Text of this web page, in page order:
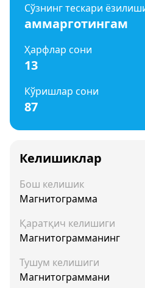
Сўзнинг тескари
аммарготингам
Ҳарфлар сони
13
Кўришлар сони
87
Келишиклар
Бош келишик
Магнитограмма
Қаратқич келишиги
Магнитограмманинг
Тушум келишиги
Магнитограммани